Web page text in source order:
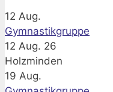
12 Aug.
Gymnastikgruppe
12 Aug. 26
Holzminden
19 Aug.